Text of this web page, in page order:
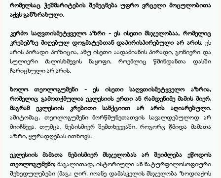
რომელსაც ჭეშმარიტების შემეცნება უფრო ვრცელი მოცულობითა
აქვს განზრახული.
კერძო საღვთისმეტყველო აზრი - ეს ისეთი მსჯელობაა, რომელიც
კრებებზე მიღებულ დოგმატებთან დაპირისპირებული არ არის. ეს
არის პირადი პოზიცია, ანუ ისეთი აადამიანის პირადი, გონიერი და
სულიერი ძალისხმევის ნაყოფი, როემლიც წმინდანთა დასში
ჩარიცხული არ არის.
ხოლო თეოლოგუმენი -
ეს ისეთი საღვთისმეტყველო აზრია,
რომელიც გამოთქმულია ეკლესიის ერთი ან რამდენიმე მამის მიერ,
მაგრამ ეკლესიის კრებითი სანქციით არ არის აღიარებული.
ამიტომაც, თეოლოგუმენი მორწმუნეთათვის სავალდებულოდ არ
მიიჩნევა, თუმცა, ნებისმიერ შემთხვევაში, როგორც წმიდა მამათა
აზრი, ყურადღებას ითხოვს.
ეკლესიის მამათა ნებისმიერ მსჯელობას არ შეიძლება ეწოდოს
თეოლოგუმენი; მაგალითად, ისტორიული ან ნატურფილოსოფიური
შეხედულებები (მაგ.: ღირ. იოანე დამასკელის მსჯელობა ზოდიაქოს